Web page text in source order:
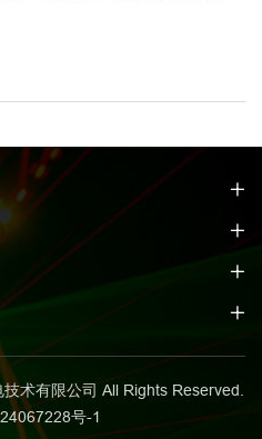
术有限公司 All Rights Reserved.
号-1